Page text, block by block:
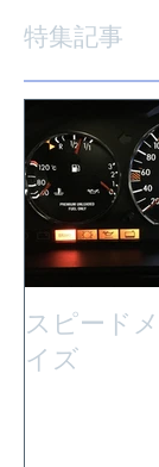
特集記事
スピード
イズ